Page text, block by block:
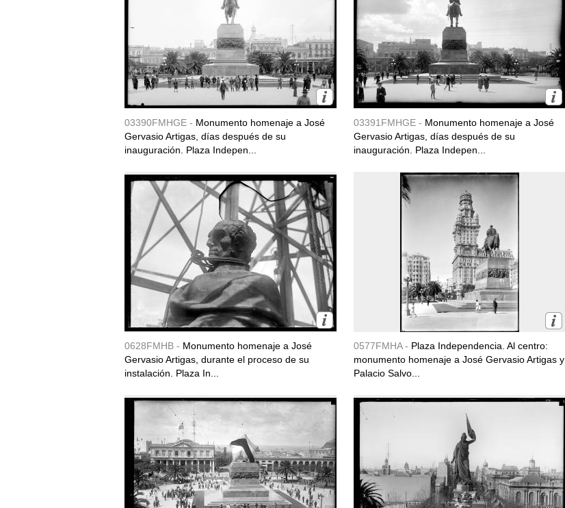
03390FMHGE - Monumento homenaje a José
Gervasio Artigas, días después de su
inauguración. Plaza Indepen...
03391FMHGE - Monumento homenaje a José
Gervasio Artigas, días después de su
inauguración. Plaza Indepen...
0628FMHB - Monumento homenaje a José
Gervasio Artigas, durante el proceso de su
instalación. Plaza In...
0577FMHA - Plaza Independencia. Al centro:
monumento homenaje a José Gervasio Artigas y
Palacio Salvo...